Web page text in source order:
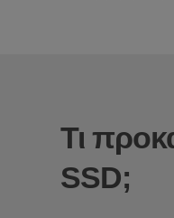
Τι
SSD;